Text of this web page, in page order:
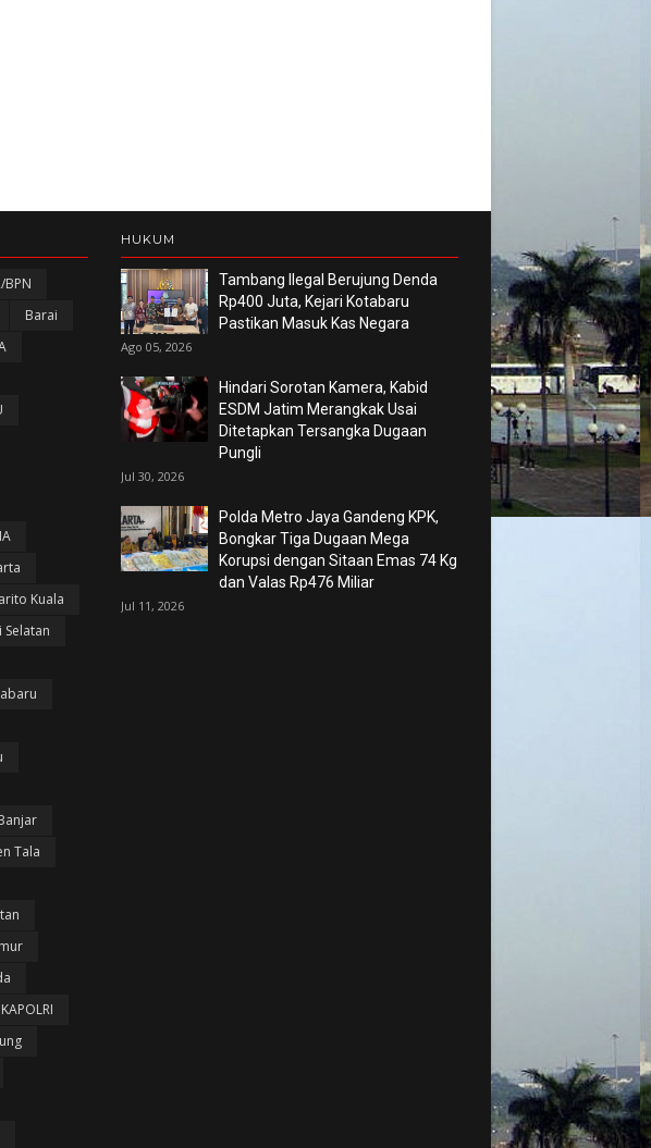
BPN
Barai
Kuala
Selatan
Tala
KAPOLRI
HUKUM
Tambang Ilegal Berujung Denda
Rp400 Juta, Kejari Kotabaru
Pastikan Masuk Kas Negara
Ago 05, 2026
Hindari Sorotan Kamera, Kabid
ESDM Jatim Merangkak Usai
Ditetapkan Tersangka Dugaan
Pungli
Jul 30, 2026
Polda Metro Jaya Gandeng KPK,
Bongkar Tiga Dugaan Mega
Korupsi dengan Sitaan Emas 74 Kg
dan Valas Rp476 Miliar
Jul 11, 2026